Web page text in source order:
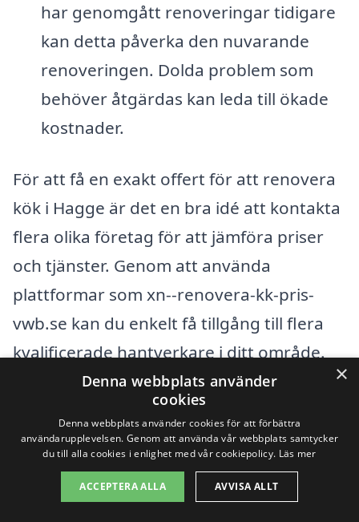
har genomgått renoveringar tidigare
kan detta påverka den nuvarande
renoveringen. Dolda problem som
behöver åtgärdas kan leda till ökade
kostnader.
För att få en exakt offert för att renovera
kök i Hagge är det en bra idé att kontakta
flera olika företag för att jämföra priser
och tjänster. Genom att använda
plattformar som xn--renovera-kk-pris-
vwb.se kan du enkelt få tillgång till flera
kvalificerade hantverkare i ditt område.
Att få flera offerter ger dig en bättre
förståelse för marknadspriserna och
hjälper dig att göra ett mer informerat
val. Dessutom kan det vara användbart
att diskutera dina idéer och behov med
×
Denna webbplats använder
cookies
Denna webbplats använder cookies för att förbättra
användarupplevelsen. Genom att använda vår webbplats samtycker
du till alla cookies i enlighet med vår cookiepolicy. Läs mer
ACCEPTERA ALLA AVVISA ALLT